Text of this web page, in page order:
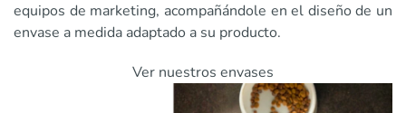
equipos de marketing, acompañándole en el diseño de un
envase a medida adaptado a su producto.
Ver nuestros envases